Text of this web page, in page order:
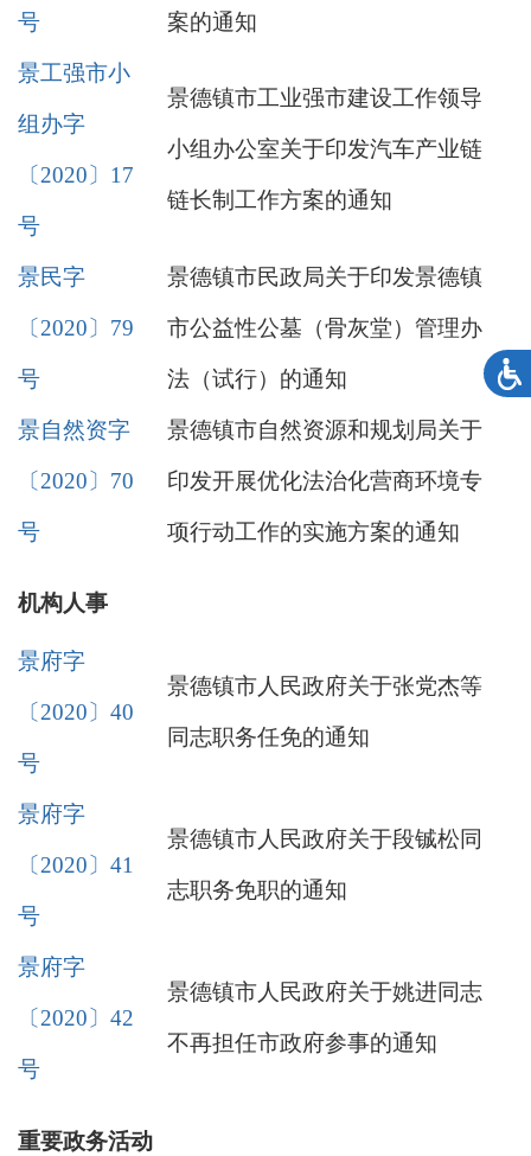
号 案的通知
景工强市小
组办字
〔2020〕17
号
景德镇市工业强市建设工作领导
小组办公室关于印发汽车产业链
链长制工作方案的通知
景民字
〔2020〕79
号
景德镇市民政局关于印发景德镇
市公益性公墓（骨灰堂）管理办
法（试行）的通知
景自然资字
〔2020〕70
号
景德镇市自然资源和规划局关于
印发开展优化法治化营商环境专
项行动工作的实施方案的通知
机构人事
景府字
〔2020〕40
号
景德镇市人民政府关于张党杰等
同志职务任免的通知
景府字
〔2020〕41
号
景德镇市人民政府关于段铖松同
志职务免职的通知
景府字
〔2020〕42
号
景德镇市人民政府关于姚进同志
不再担任市政府参事的通知
重要政务活动